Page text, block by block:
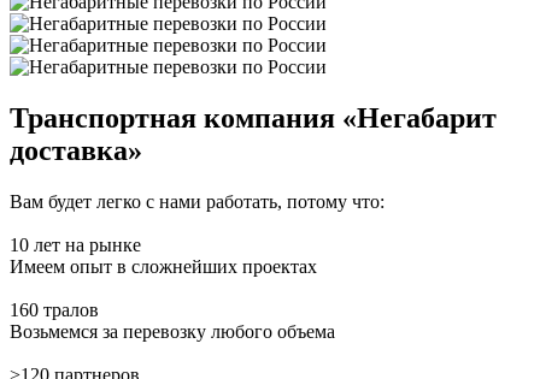
Транспортная компания «Негабарит
доставка»
Вам будет легко с нами работать, потому что:
10 лет на рынке
Имеем опыт в сложнейших проектах
160 тралов
Возьмемся за перевозку любого объема
>120 партнеров